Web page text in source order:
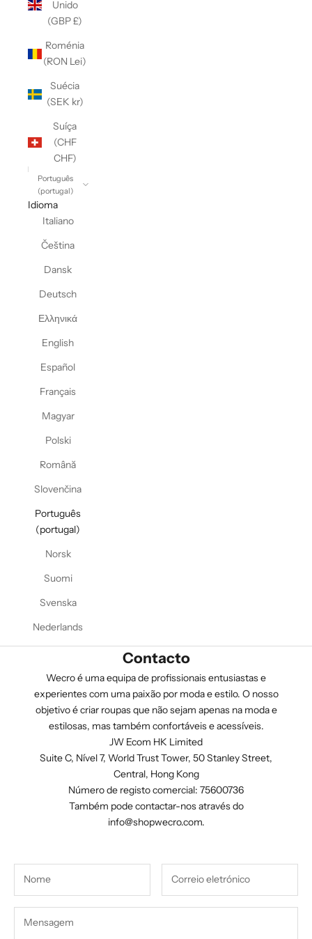
Unido
(GBP £)
Roménia
(RON Lei)
Suécia
(SEK kr)
Suíça
(CHF
CHF)
Português
(portugal)
Idioma
Italiano
Čeština
Dansk
Deutsch
Ελληνικά
English
Español
Français
Magyar
Polski
Română
Slovenčina
Português
(portugal)
Norsk
Suomi
Svenska
Nederlands
Contacto
Wecro é uma equipa de profissionais entusiastas e
experientes com uma paixão por moda e estilo. O nosso
objetivo é criar roupas que não sejam apenas na moda e
estilosas, mas também confortáveis e acessíveis.
JW Ecom HK Limited
Suite C, Nível 7, World Trust Tower, 50 Stanley Street,
Central, Hong Kong
Número de registo comercial: 75600736
Também pode contactar-nos através do
info@shopwecro.com.